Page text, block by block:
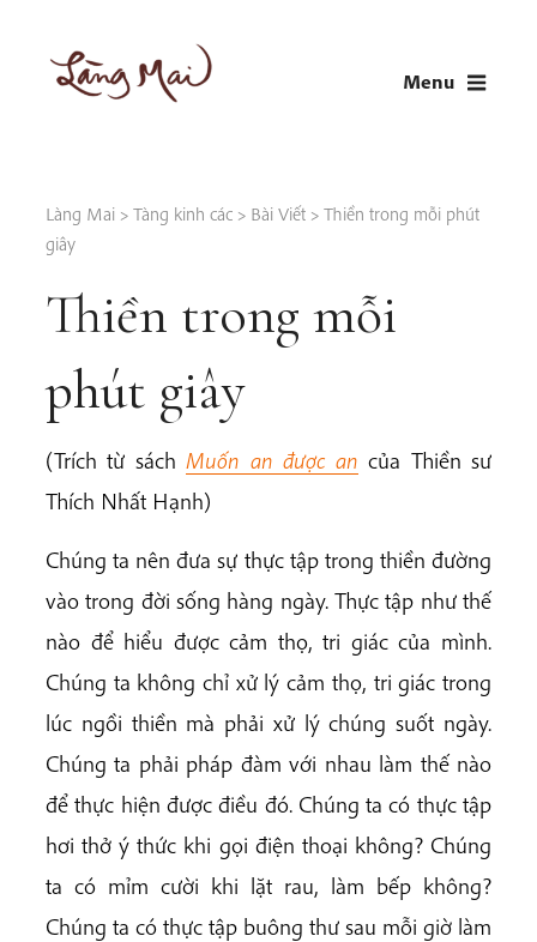
content
Menu
Làng Mai > Tàng kinh các > Bài Viết > Thiền trong mỗi phút
giây
Thiền trong mỗi
phút giây
(Trích từ sáchMuốn an được an của Thiền sư
Thích Nhất Hạnh)
Chúng ta nên đưa sự thực tập trong thiền đường
vào trong đời sống hàng ngày. Thực tập như thế
nào để hiểu được cảm thọ, tri giác của mình.
Chúng ta không chỉ xử lý cảm thọ, tri giác trong
lúc ngồi thiền mà phải xử lý chúng suốt ngày.
Chúng ta phải pháp đàm với nhau làm thế nào
để thực hiện được điều đó. Chúng ta có thực tập
hơi thở ý thức khi gọi điện thoại không? Chúng
ta có mỉm cười khi lặt rau, làm bếp không?
Chúng ta có thực tập buông thư sau mỗi giờ làm